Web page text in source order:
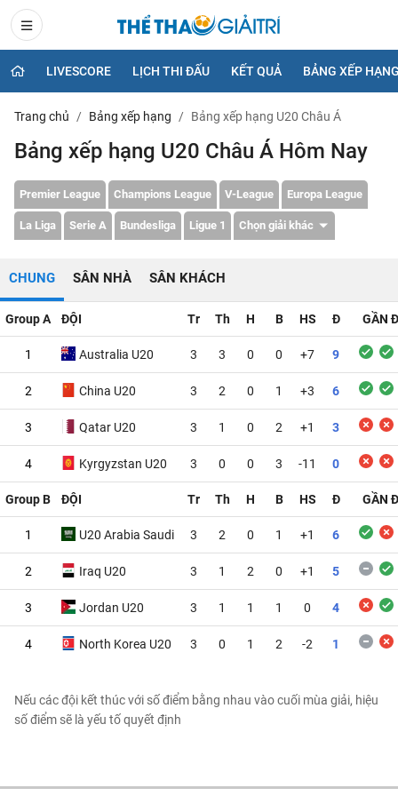
LIVESCORE LỊCH THI ĐẤU KẾT QUẢ BẢNG XẾP
Trang chủ Bảng xếp hạng Bảng xếp hạng U20 Châu Á
Bảng xếp hạng U20 Châu Á Hôm Nay
Premier League Champions League V-League Europa League
La Liga Serie A Bundesliga Ligue 1 Chọn giải khác
CHUNG SÂN NHÀ SÂN KHÁCH
Group A ĐỘI Tr Th H B HS Đ GẦN
1 Australia U20 3 3 0 0 +7 9
2 China U20 3 2 0 1 +3 6
3 Qatar U20 3 1 0 2 +1 3
4 Kyrgyzstan U20 3 0 0 3 -11 0
Group B ĐỘI Tr Th H B HS Đ GẦN
1 U20 Arabia Saudi 3 2 0 1 +1 6
2 Iraq U20 3 1 2 0 +1 5
3 Jordan U20 3 1 1 1 0 4
4 North Korea U20 3 0 1 2 -2 1
Nếu các đội kết thúc với số điểm bằng nhau vào cuối mùa giải, hiệu
số điểm sẽ là yếu tố quyết định